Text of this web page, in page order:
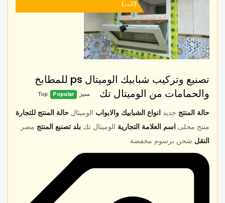
تصنيع وتركيب شبابيك الوميتال ps للمطابخ
والحمامات من الوميتال تك
مميز Popular
Top
حالة المنتج جديد انواع الشبابيك والابواب الوميتال حالة المنتج للتجارة
منتج محلى اسم العلامة التجارية الوميتال تك بلد تصنبع المنتج مصر
النقل شحن برسوم مخفضة
(ثابت)